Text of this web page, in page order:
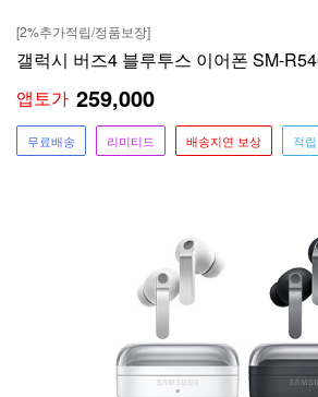
[2%추가적립/정품보장]
갤럭시 버즈4 블루투스 이어폰 SM-
앱토가 259,000
무료배송 리미티드 배송지연 보상 적립